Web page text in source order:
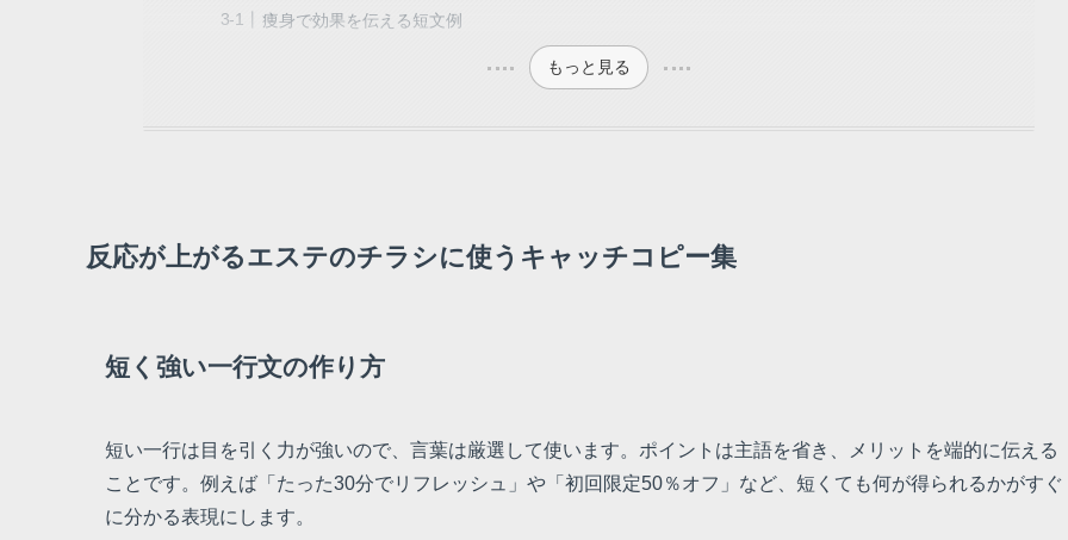
痩身で効果を伝える短文例
もっと見る
反応が上がるエステのチラシに使うキャッチコピー集
短く強い一行文の作り方
短い一行は目を引く力が強いので、言葉は厳選して使います。ポイントは主語を省き、メリットを端的に伝える
ことです。例えば「たった30分でリフレッシュ」や「初回限定50％オフ」など、短くても何が得られるかがすぐ
に分かる表現にします。